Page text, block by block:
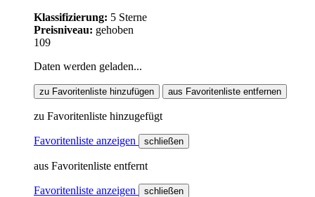
Klassifizierung: 5 Sterne
Preisniveau: gehoben
109
Daten werden geladen...
zu Favoritenliste hinzufügen aus Favoritenliste entfernen
zu Favoritenliste hinzugefügt
Favoritenliste anzeigen schließen
aus Favoritenliste entfernt
Favoritenliste anzeigen schließen